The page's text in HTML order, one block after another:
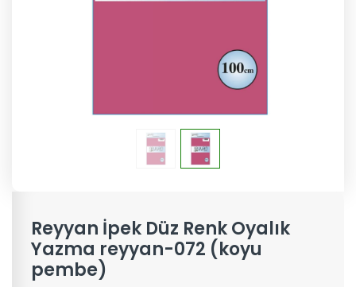
Reyyan İpek Düz Renk Oyalık
Yazma reyyan-072 (koyu
pembe)